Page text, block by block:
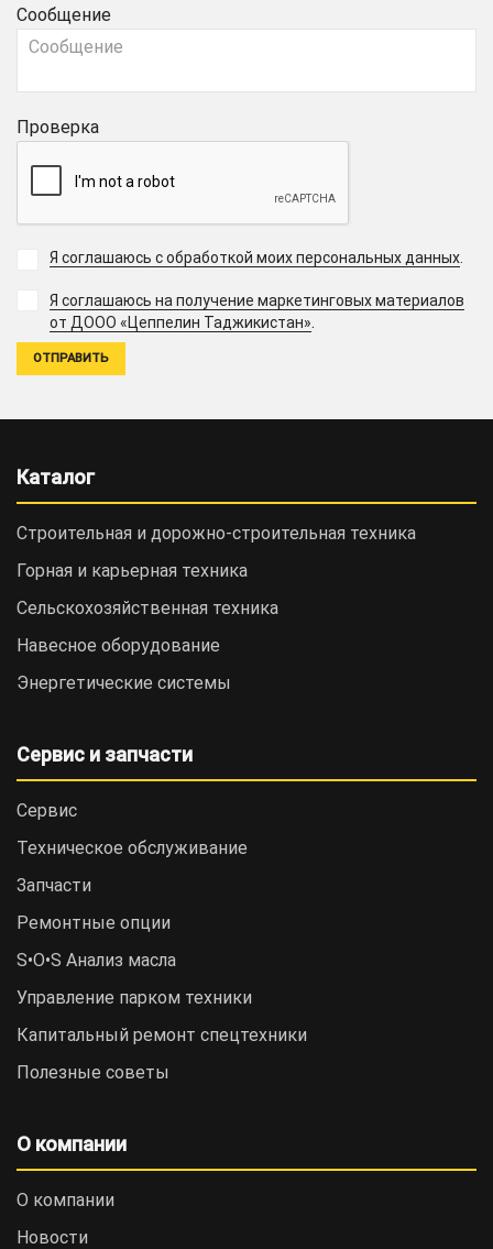
Сообщение
Проверка
Я соглашаюсь с обработкой моих персональных данных
Я соглашаюсь на получение маркетинговых материалов
от ДООО «Цеппелин Таджикистан».
Каталог
Строительная и дорожно-cтроительная техника
Горная и карьерная техника
Сельскохозяйственная техника
Навесное оборудование
Энергетические системы
Сервис и запчасти
Сервис
Техническое обслуживание
Запчасти
Ремонтные опции
S•O•S Анализ масла
Управление парком техники
Капитальный ремонт спецтехники
Полезные советы
О компании
О компании
Новости